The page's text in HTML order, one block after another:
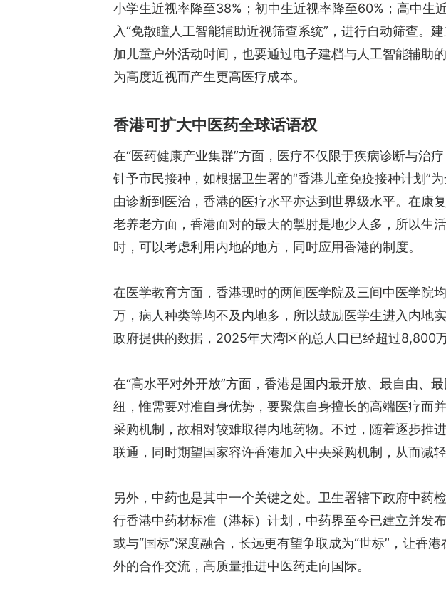
小学生近视率降至38%；初中生近视率降至60%；高中生
入“免散瞳人工智能辅助近视筛查系统”，进行自动筛查。
加儿童户外活动时间，也要通过电子建档与人工智能辅助
为高度近视而产生更高医疗成本。
香港可扩大中医药全球话语权
在“医药健康产业集群”方面，医疗不仅限于疾病诊断与治
针予市民接种，如根据卫生署的“香港儿童免疫接种计划”
由诊断到医治，香港的医疗水平亦达到世界级水平。在康
老养老方面，香港面对的最大的掣肘是地少人多，所以生
时，可以考虑利用内地的地方，同时应用香港的制度。
在医学教育方面，香港现时的两间医学院及三间中医学院
万，病人种类等均不及内地多，所以鼓励医学生进入内地
政府提供的数据，2025年大湾区的总人口已经超过8,800
在“高水平对外开放”方面，香港是国内最开放、最自由、
纽，惟需要对准自身优势，要聚焦自身擅长的高端医疗而
采购机制，故相对较难取得内地药物。不过，随着逐步推
联通，同时期望国家容许香港加入中央采购机制，从而减轻
另外，中药也是其中一个关键之处。卫生署辖下政府中药
行香港中药材标准（港标）计划，中药界至今已建立并发
或与“国标”深度融合，长远更有望争取成为“世标”，让香
外的合作交流，高质量推进中医药走向国际。